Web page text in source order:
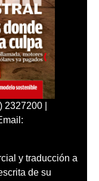
|
y traducción a
de su